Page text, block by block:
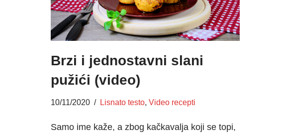
Brzi i jednostavni slani
pužići (video)
10/11/2020 Lisnato testo, Video recepti
Samo ime kaže, a zbog kačkavalja koji se topi,